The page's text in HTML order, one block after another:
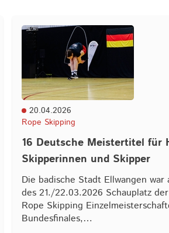
20.04.2026
Rope Skipping
16 Deutsche Meistertitel für
Skipperinnen und Skipper
Die badische Stadt Ellwangen war
des 21./22.03.2026 Schauplatz
Rope Skipping
Bundesfinales,…